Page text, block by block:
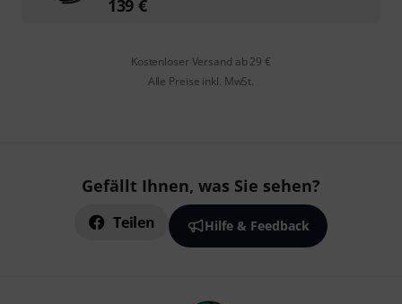
139 €
Kostenloser Versand ab 29 €
Alle Preise inkl. MwSt.
Gefällt Ihnen, was Sie sehen?
Teilen Hilfe & Feedback